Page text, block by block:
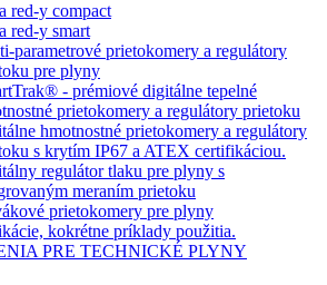
red-y compact
red-y smart
parametrové prietokomery a regulátory
pre plyny
- prémiové digitálne tepelné
prietokomery a regulátory prietoku
hmotnostné prietokomery a regulátory
s krytím IP67 a ATEX certifikáciou.
regulátor tlaku pre plyny s
meraním prietoku
prietokomery pre plyny
kokrétne príklady použitia.
PRE TECHNICKÉ PLYNY